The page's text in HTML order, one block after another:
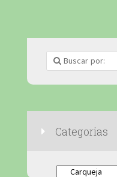
e combate os
diurético, promovendo
Categorias
Categorias